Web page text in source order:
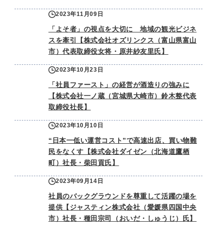
2023年11月09日
「よそ者」の視点を大切に 地域の観光ビジネ
スを牽引【株式会社オズリンクス（富山県富山
市）代表取締役女将・原井紗友里氏】
2023年10月23日
「社員ファースト」の経営が酒造りの強みに
【株式会社一ノ蔵（宮城県大崎市）鈴木整代表
取締役社長】
2023年10月10日
“日本一低い運営コスト”で高速出店、買い物難
民をなくす【株式会社ダイゼン（北海道鷹栖
町）社長・柴田貢氏】
2023年09月14日
社員のバックグラウンドを尊重して活躍の場を
提供【ジャスティン株式会社（愛媛県四国中央
市）社長・種田宗司（おいだ・しゅうじ）氏】